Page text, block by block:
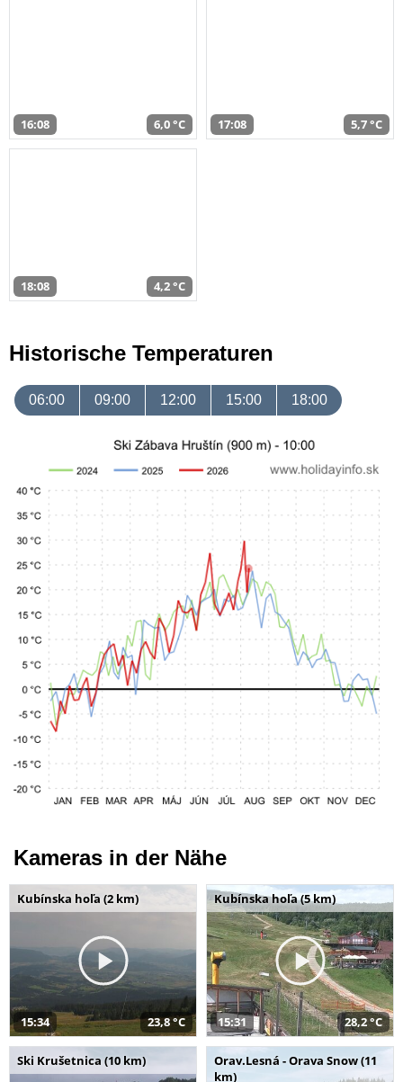
16:08 6,0 °C 17:08 5,7 °C
18:08 4,2 °C
Historische Temperaturen
06:00 09:00 12:00 15:00 18:00
Kameras in der Nähe
Kubínska hoľa (2 km)
15:34 23,8 °C
Kubínska hoľa (5 km)
15:31 28,2 °C
Ski Krušetnica (10 km)
Orav.Lesná - Orava Snow (11
km)